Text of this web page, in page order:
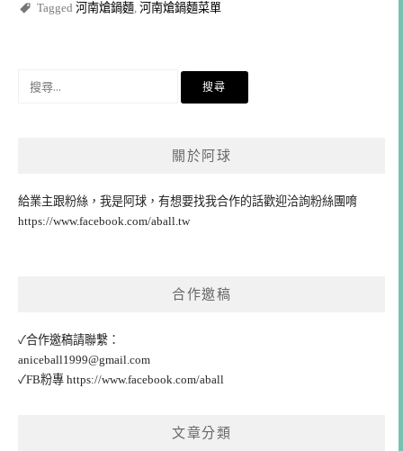
Tagged 河南熗鍋麵, 河南熗鍋麵菜單
關於阿球
給業主跟粉絲，我是阿球，有想要找我合作的話歡迎洽詢粉絲團唷
https://www.facebook.com/aball.tw
合作邀稿
✓合作邀稿請聯繫：
aniceball1999@gmail.com
✓FB粉專 https://www.facebook.com/aball
文章分類